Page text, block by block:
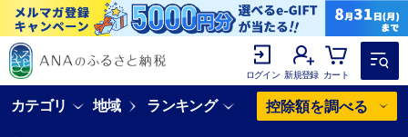
ログイン 新規登録 カート
カテゴリ 地域 ランキング 控除額を調べる